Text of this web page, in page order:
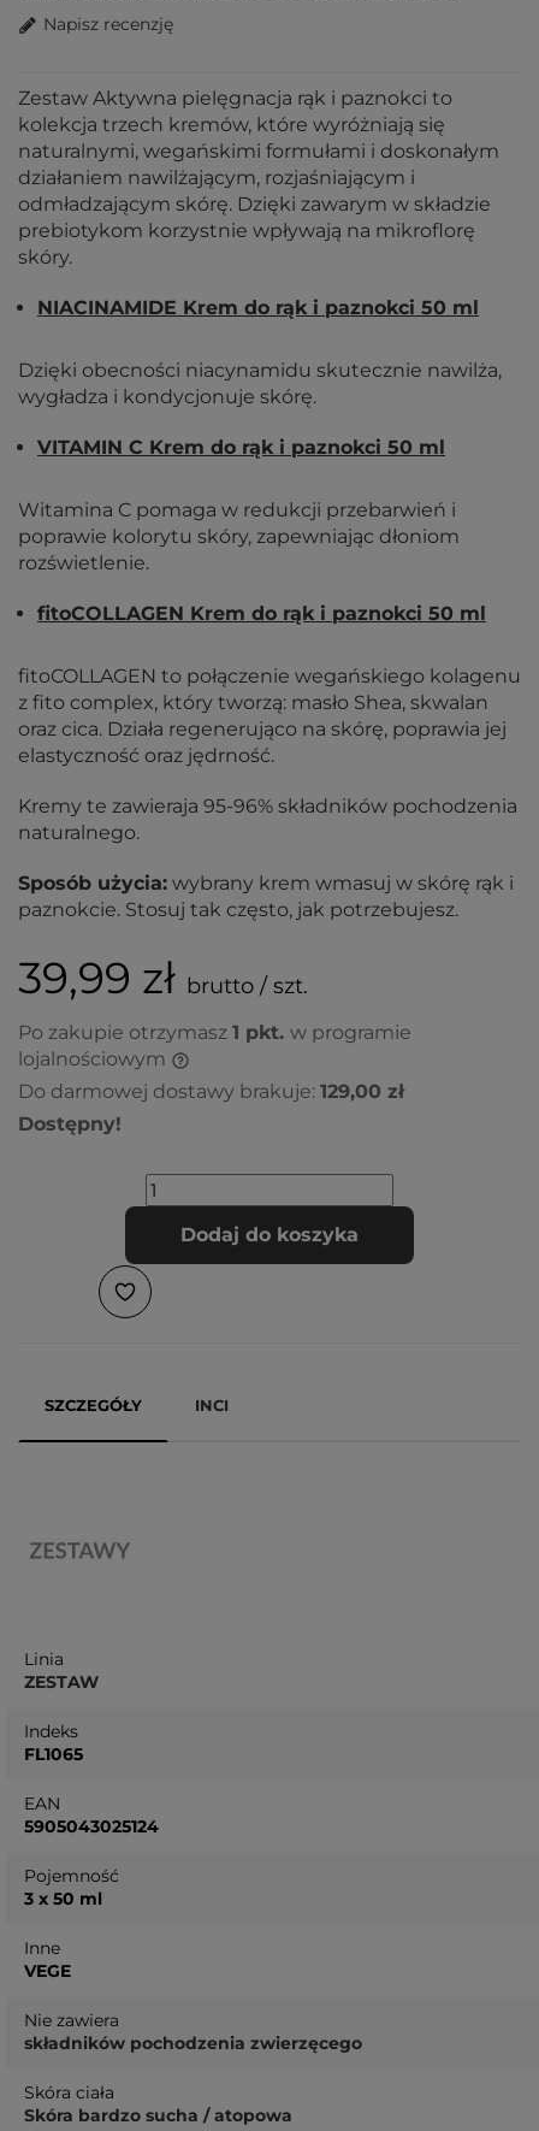
Napisz recenzję
Zestaw Aktywna pielęgnacja rąk i paznokci to
kolekcja trzech kremów, które wyróżniają się
naturalnymi, wegańskimi formułami i doskonałym
działaniem nawilżającym, rozjaśniającym i
odmładzającym skórę. Dzięki zawarym w składzie
prebiotykom korzystnie wpływają na mikroflorę
skóry.
NIACINAMIDE Krem do rąk i paznokci 50 ml
Dzięki obecności niacynamidu skutecznie nawilża,
wygładza i kondycjonuje skórę.
VITAMIN C Krem do rąk i paznokci 50 ml
Witamina C pomaga w redukcji przebarwień i
poprawie kolorytu skóry, zapewniając dłoniom
rozświetlenie.
fitoCOLLAGEN Krem do rąk i paznokci 50 ml
fitoCOLLAGEN to połączenie wegańskiego kolagenu
z fito complex, który tworzą: masło Shea, skwalan
oraz cica. Działa regenerująco na skórę, poprawia jej
elastyczność oraz jędrność.
Kremy te zawieraja 95-96% składników pochodzenia
naturalnego.
Sposób użycia: wybrany krem wmasuj w skórę rąk i
paznokcie. Stosuj tak często, jak potrzebujesz.
39,99 zł brutto / szt.
Po zakupie otrzymasz 1 pkt. w programie
lojalnościowym
Do darmowej dostawy brakuje: 129,00 zł
Dostępny!
Dodaj do koszyka
SZCZEGÓŁY INCI
Linia
ZESTAW
Indeks
FL1065
EAN
5905043025124
Pojemność
3 x 50 ml
Inne
VEGE
Nie zawiera
składników pochodzenia zwierzęcego
Skóra ciała
Skóra bardzo sucha / atopowa